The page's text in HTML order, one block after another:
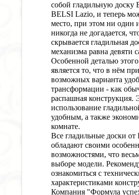
собой гладильную доску
BELSI Lazio, и теперь
место, при этом ни один
никогда не догадается,
скрывается гладильная
механизма равна девяти
Особенной деталью
является то, что в нём
возможных варианта
трансформации - как
распашная конструкция.
использование
удобным, а также
комнате.
Все гладильные доски
обладают своими
возможностями, что
выборе модели.
ознакомиться с
характеристиками
Компания "Формула